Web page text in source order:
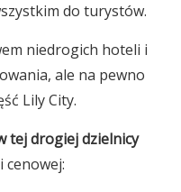
do turystów.
niedrogich hoteli i
ale na pewno
Lily City.
tej drogiej dzielnicy
cenowej: